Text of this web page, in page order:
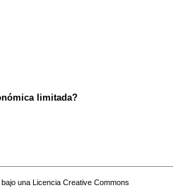
limitada?
una Licencia Creative Commons